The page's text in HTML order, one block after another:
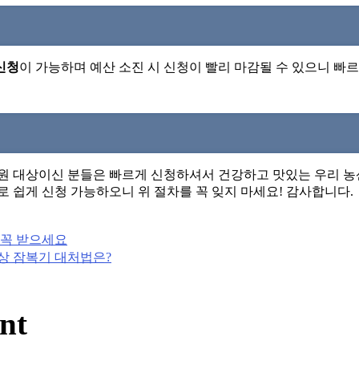
청이 가능하며 예산 소진 시 신청이 빨리 마감될 수 있으니 빠
대상이신 분들은 빠르게 신청하셔서 건강하고 맛있는 우리
쉽게 신청 가능하오니 위 절차를 꼭 잊지 마세요! 감사합니다.
받으세요
잠복기 대처법은?